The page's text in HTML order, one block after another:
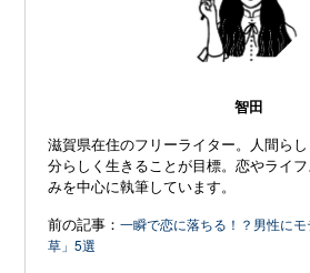
智田
滋賀県在住のフリーライター。人間ら
分らしく生きることが目標。恋やライ
みを中心に執筆しています。
前の記事：一瞬で恋に落ちる！？男性に
草」5選